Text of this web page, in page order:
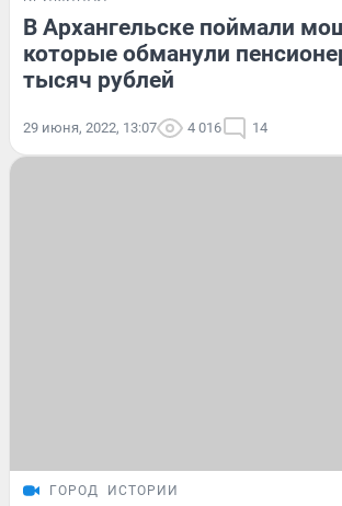
В Архангельске поймали
которые обманули
тысяч рублей
29 июня, 2022, 13:07 4 016 14
ГОРОД ИСТОРИИ